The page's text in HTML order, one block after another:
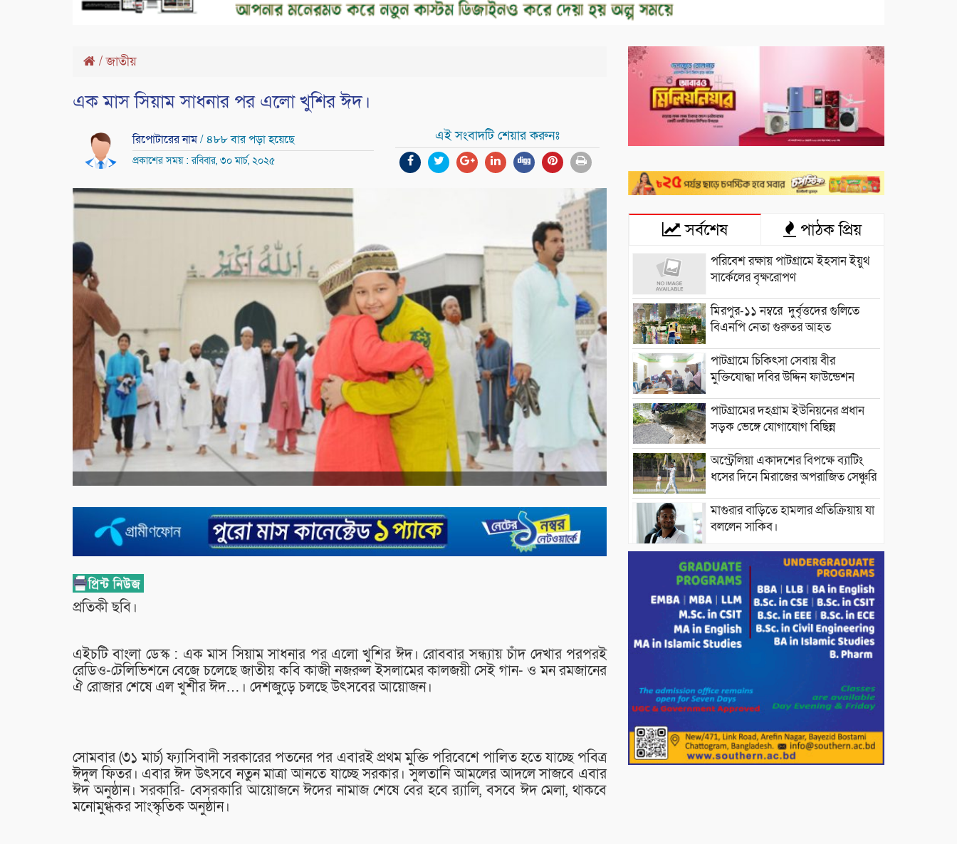
/জাতীয়
এক মাস সিয়াম সাধনার পর এলো খুশির ঈদ।
রিপোটারের নাম/ ৪৮৮ বার পড়া হয়েছে
প্রকাশের সময় : রবিবার, ৩০ মার্চ, ২০২৫
এই সংবাদটি শেয়ার করুনঃ
প্রতিকী ছবি।
এইচটি বাংলা ডেস্ক : এক মাস সিয়াম সাধনার পর এলো খুশির ঈদ। রোববার সন্ধ্যায় চাঁদ দেখার পরপরই
রেডিও-টেলিভিশনে বেজে চলেছে জাতীয় কবি কাজী নজরুল ইসলামের কালজয়ী সেই গান- ও মন রমজানের
ঐ রোজার শেষে এল খুশীর ঈদ…। দেশজুড়ে চলছে উৎসবের আয়োজন।
সোমবার (৩১ মার্চ) ফ্যাসিবাদী সরকারের পতনের পর এবারই প্রথম মুক্তি পরিবেশে পালিত হতে যাচ্ছে পবিত্র
ঈদুল ফিতর। এবার ঈদ উৎসবে নতুন মাত্রা আনতে যাচ্ছে সরকার। সুলতানি আমলের আদলে সাজবে এবার
ঈদ অনুষ্ঠান। সরকারি- বেসরকারি আয়োজনে ঈদের নামাজ শেষে বের হবে র‌্যালি, বসবে ঈদ মেলা, থাকবে
মনোমুগ্ধকর সাংস্কৃতিক অনুষ্ঠান।
সর্বশেষ পাঠক প্রিয়
পরিবেশ রক্ষায় পাটগ্রামে ইহসান ইয়ুথ
সার্কেলের বৃক্ষরোপণ
মিরপুর-১১ নম্বরে দুর্বৃত্তদের গুলিতে
বিএনপি নেতা গুরুতর আহত
পাটগ্রামে চিকিৎসা সেবায় বীর
মুক্তিযোদ্ধা দবির উদ্দিন ফাউন্ডেশন
পাটগ্রামের দহগ্রাম ইউনিয়নের প্রধান
সড়ক ভেঙ্গে যোগাযোগ বিছিন্ন
অস্ট্রেলিয়া একাদশের বিপক্ষে ব্যাটিং
ধসের দিনে মিরাজের অপরাজিত সেঞ্চুরি
মাগুরার বাড়িতে হামলার প্রতিক্রিয়ায় যা
বললেন সাকিব।
দেশীয় পাঁচ প্রজাতির ছোট মাছে
উদ্বেগজনক মাত্রায় মাইক্রোপ্লাস্টিকের
উপস্থিতি শনাক্ত ।
সরকারকে ব্যর্থ করতে দেশের বিরুদ্ধে
একটি দল চক্রান্ত চালিয়ে যাচ্ছে : রিজভী
সোনার দাম বাড়ানোর ঘোষণা।
ভারপ্রাপ্ত রাষ্ট্রপতি হাফিজ উদ্দিন
আহমদের সাথে এইচটি বাংলা অনলাইন
পোর্টাল ও আইপি টিভির সম্পাদক মোঃ
ইসমাইল হোসেনের সৌজন্য সাক্ষাৎ।